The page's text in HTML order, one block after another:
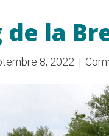
de la
8, 2022 |